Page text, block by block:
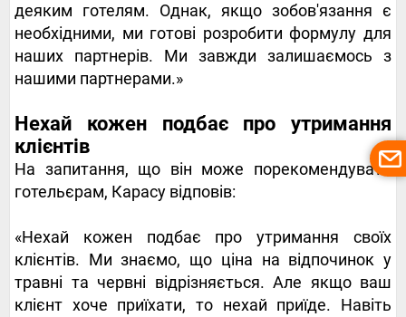
деяким готелям. Однак, якщо зобов'язання є
необхідними, ми готові розробити формулу для
наших партнерів. Ми завжди залишаємось з
нашими партнерами.»
Нехай кожен подбає про утримання
клієнтів
На запитання, що він може порекомендувати
готельєрам, Карасу відповів:
«Нехай кожен подбає про утримання своїх
клієнтів. Ми знаємо, що ціна на відпочинок у
травні та червні відрізняється. Але якщо ваш
клієнт хоче приїхати, то нехай приїде. Навіть